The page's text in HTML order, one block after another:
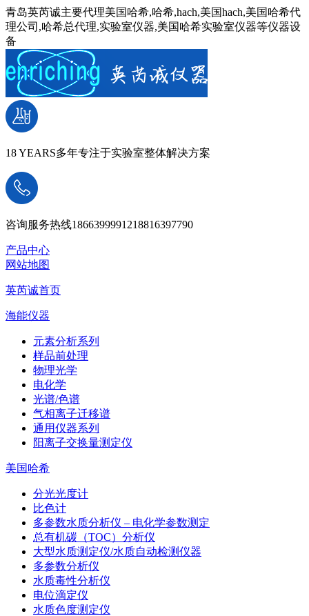
青岛英芮诚主要代理美国哈希,哈希,hach,美国hach,美国哈希代
理公司,哈希总代理,实验室仪器,美国哈希实验室仪器等仪器设
备
18 YEARS多年专注于实验室整体解决方案
咨询服务热线1866399991218816397790
产品中心
网站地图
英芮诚首页
海能仪器
元素分析系列
样品前处理
物理光学
电化学
光谱/色谱
气相离子迁移谱
通用仪器系列
阳离子交换量测定仪
美国哈希
分光光度计
比色计
多参数水质分析仪 – 电化学参数测定
总有机碳（TOC）分析仪
大型水质测定仪/水质自动检测仪器
多参数分析仪
水质毒性分析仪
电位滴定仪
水质色度测定仪